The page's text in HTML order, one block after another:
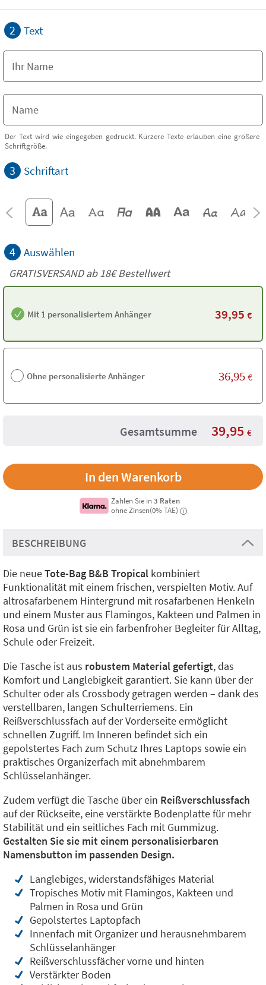
2 Text
Der Text wird wie eingegeben gedruckt. Kürzere Texte erlauben eine größere
Schriftgröße.
3 Schriftart
4 Auswählen
GRATISVERSAND ab18€Bestellwert
Mit 1 personalisiertem Anhänger 39,95 €
Ohne personalisierte Anhänger 36,95 €
Gesamtsumme 39,95 €
Zahlen Sie in3 Raten
ohne Zinsen(0% TAE)
i
BESCHREIBUNG
Die neueTote-Bag B&B Tropical kombiniert
Funktionalität mit einem frischen, verspielten Motiv. Auf
altrosafarbenem Hintergrund mit rosafarbenen Henkeln
und einem Muster aus Flamingos, Kakteen und Palmen in
Rosa und Grün ist sie ein farbenfroher Begleiter für Alltag,
Schule oder Freizeit.
Die Tasche ist aus robustem Material gefertigt, das
Komfort und Langlebigkeit garantiert. Sie kann über der
Schulter oder als Crossbody getragen werden – dank des
verstellbaren, langen Schulterriemens. Ein
Reißverschlussfach auf der Vorderseite ermöglicht
schnellen Zugriff. Im Inneren befindet sich ein
gepolstertes Fach zum Schutz Ihres Laptops sowie ein
praktisches Organizerfach mit abnehmbarem
Schlüsselanhänger.
Zudem verfügt die Tasche über ein Reißverschlussfach
auf der Rückseite, eine verstärkte Bodenplatte für mehr
Stabilität und ein seitliches Fach mit Gummizug.
Gestalten Sie sie mit einem personalisierbaren
Namensbutton im passenden Design.
Langlebiges, widerstandsfähiges Material
Tropisches Motiv mit Flamingos, Kakteen und
Palmen in Rosa und Grün
Gepolstertes Laptopfach
Innenfach mit Organizer und herausnehmbarem
Schlüsselanhänger
Reißverschlussfächer vorne und hinten
Verstärkter Boden